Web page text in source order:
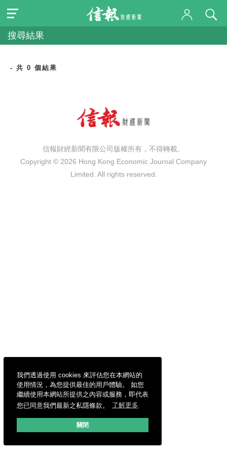
我們透過使用 cookies 來評估您在本網站的
使用情況，為您提供最佳的用戶體驗。 如您
繼續使用本網站所提供之內容或服務，即代表
您已同意我們最新之私隱條款。
了解更多
關閉
搜尋結果
- 共 0 個結果
信報財經新聞有限公司版權所有，不得轉載。
Copyright © 2026 Hong Kong Economic Journal Company
Limited. All rights reserved.